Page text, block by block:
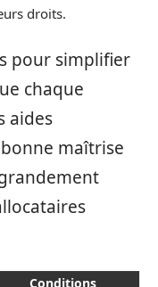
droits.
pour simplifier
chaque
aides
maîtrise
Conditions